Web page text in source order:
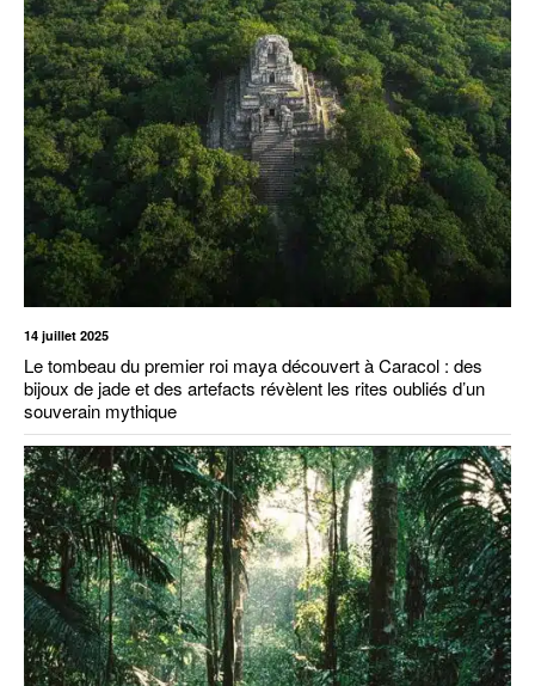
14 juillet 2025
Le tombeau du premier roi maya découvert à Caracol : des
bijoux de jade et des artefacts révèlent les rites oubliés d’un
souverain mythique